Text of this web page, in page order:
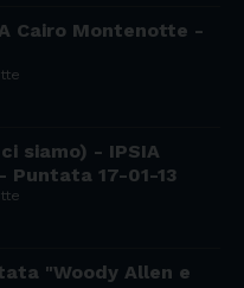
Cairo Montenotte -
siamo) - IPSIA
Puntata 17-01-13
"Woody Allen e